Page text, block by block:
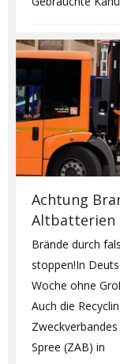
Achtung
Altbatterien
Brände durch
stoppen!In
Woche ohne
Auch die
Spree (ZAB) in